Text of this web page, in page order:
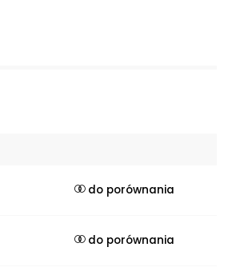
do porównania
do porównania